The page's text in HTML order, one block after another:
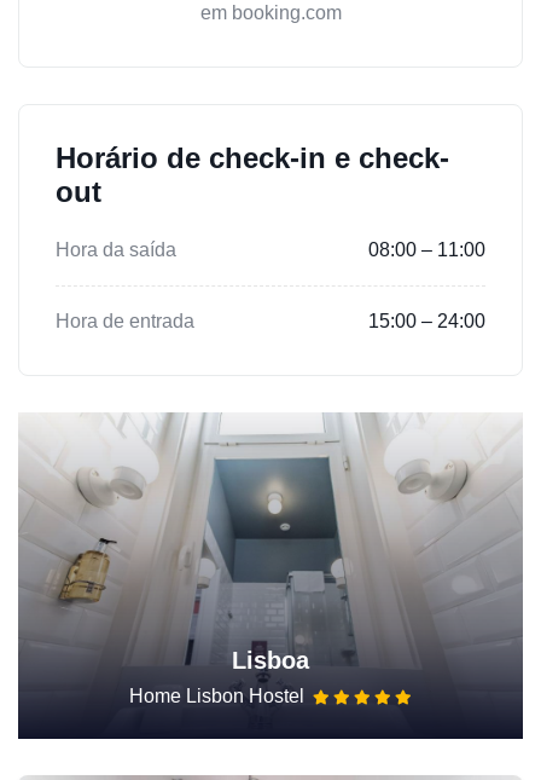
em booking.com
Horário de check-in e check-
out
Hora da saída 08:00 – 11:00
Hora de entrada 15:00 – 24:00
Lisboa
Home Lisbon Hostel